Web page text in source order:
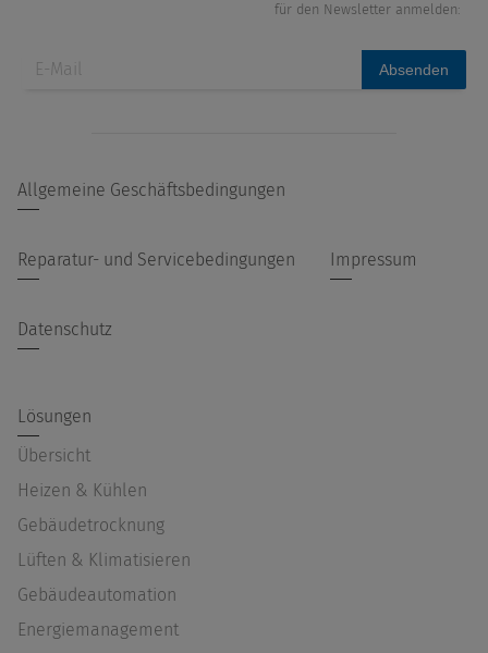
für den Newsletter anmelden:
Absenden
Allgemeine Geschäftsbedingungen
Reparatur- und Servicebedingungen Impressum
Datenschutz
Lösungen
Übersicht
Heizen & Kühlen
Gebäudetrocknung
Lüften & Klimatisieren
Gebäudeautomation
Energiemanagement